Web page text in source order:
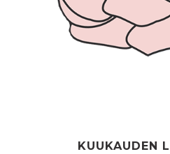
KUUKAUDEN